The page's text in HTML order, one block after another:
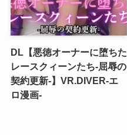
DL【悪徳オーナーに堕ちた
レースクィーンたち-屈辱の
契約更新-】VR.DIVER-エ
ロ漫画-